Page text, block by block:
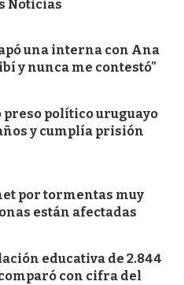
Noticias
una interna con Ana
y nunca me contestó"
preso político uruguayo
y cumplía prisión
por tormentas muy
están afectadas
educativa de 2.844
con cifra del